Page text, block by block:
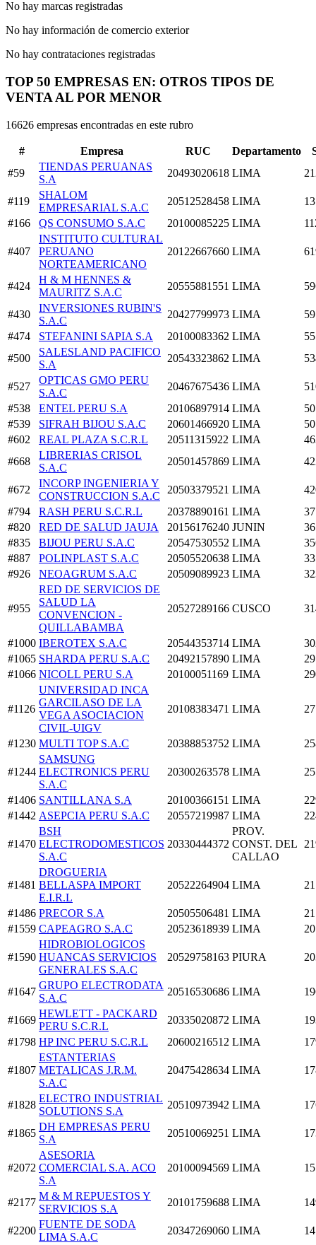
No hay marcas registradas
No hay información de comercio exterior
No hay contrataciones registradas
TOP 50 EMPRESAS EN: OTROS TIPOS DE
VENTA AL POR MENOR
16626 empresas encontradas en este rubro
# Empresa RUC Departamento
#59
TIENDAS PERUANAS
S.A
20493020618 LIMA
#119
SHALOM
EMPRESARIAL S.A.C
20512528458 LIMA
#166
QS CONSUMO S.A.C 20100085225 LIMA
#407
INSTITUTO CULTURAL
PERUANO
NORTEAMERICANO
20122667660 LIMA
#424
H & M HENNES &
MAURITZ S.A.C
20555881551 LIMA
#430
INVERSIONES RUBIN'S
S.A.C
20427799973 LIMA
#474
STEFANINI SAPIA S.A 20100083362 LIMA
#500
SALESLAND PACIFICO
S.A
20543323862 LIMA
#527
OPTICAS GMO PERU
S.A.C
20467675436 LIMA
#538
ENTEL PERU S.A 20106897914 LIMA
#539
SIFRAH BIJOU S.A.C 20601466920 LIMA
#602
REAL PLAZA S.C.R.L 20511315922 LIMA
#668
LIBRERIAS CRISOL
S.A.C
20501457869 LIMA
#672
INCORP INGENIERIA Y
CONSTRUCCION S.A.C
20503379521 LIMA
#794
RASH PERU S.C.R.L 20378890161 LIMA
#820
RED DE SALUD JAUJA 20156176240 JUNIN
#835
BIJOU PERU S.A.C 20547530552 LIMA
#887
POLINPLAST S.A.C 20505520638 LIMA
#926
NEOAGRUM S.A.C 20509089923 LIMA
#955
RED DE SERVICIOS DE
SALUD LA
CONVENCION -
QUILLABAMBA
20527289166 CUSCO
#1000 IBEROTEX S.A.C 20544353714 LIMA
#1065 SHARDA PERU S.A.C 20492157890 LIMA
#1066 NICOLL PERU S.A 20100051169 LIMA
#1126
UNIVERSIDAD INCA
GARCILASO DE LA
VEGA ASOCIACION
CIVIL-UIGV
20108383471 LIMA
#1230 MULTI TOP S.A.C 20388853752 LIMA
#1244
SAMSUNG
ELECTRONICS PERU
S.A.C
20300263578 LIMA
#1406 SANTILLANA S.A 20100366151 LIMA
#1442 ASEPCIA PERU S.A.C 20557219987 LIMA
#1470
BSH
ELECTRODOMESTICOS
S.A.C
20330444372
PROV.
CONST. DEL
CALLAO
#1481
DROGUERIA
BELLASPA IMPORT
E.I.R.L
20522264904 LIMA
#1486 PRECOR S.A 20505506481 LIMA
#1559 CAPEAGRO S.A.C 20523618939 LIMA
#1590
HIDROBIOLOGICOS
HUANCAS SERVICIOS
GENERALES S.A.C
20529758163 PIURA
#1647
GRUPO ELECTRODATA
S.A.C
20516530686 LIMA
#1669
HEWLETT - PACKARD
PERU S.C.R.L
20335020872 LIMA
#1798 HP INC PERU S.C.R.L 20600216512 LIMA
#1807
ESTANTERIAS
METALICAS J.R.M.
S.A.C
20475428634 LIMA
#1828
ELECTRO INDUSTRIAL
SOLUTIONS S.A
20510973942 LIMA
#1865
DH EMPRESAS PERU
S.A
20510069251 LIMA
#2072
ASESORIA
COMERCIAL S.A. ACO
S.A
20100094569 LIMA
#2177
M & M REPUESTOS Y
SERVICIOS S.A
20101759688 LIMA
#2200
FUENTE DE SODA
LIMA S.A.C
20347269060 LIMA